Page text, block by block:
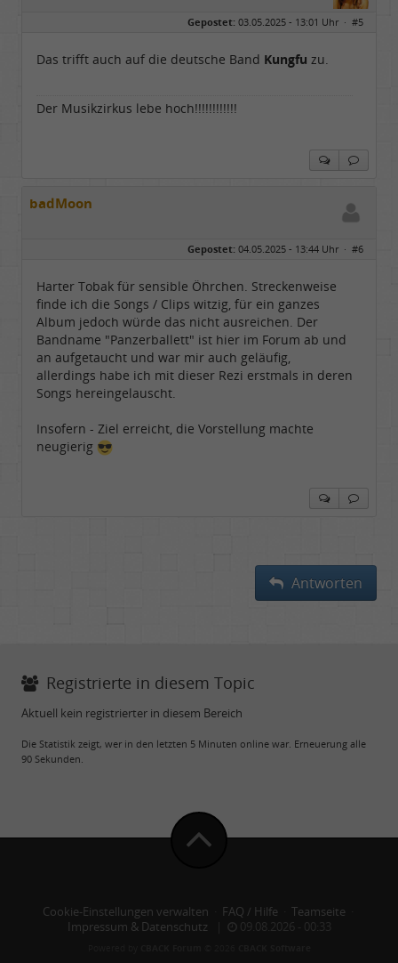
Beiträge:
17571
Gepostet: 03.05.2025 - 13:01 Uhr · #5
Das trifft auch auf die deutsche Band Kungfu zu.
Der Musikzirkus lebe hoch!!!!!!!!!!!!
badMoon
Gepostet: 04.05.2025 - 13:44 Uhr · #6
Harter Tobak für sensible Öhrchen. Streckenweise
finde ich die Songs / Clips witzig, für ein ganzes
Album jedoch würde das nicht ausreichen. Der
Bandname "Panzerballett" ist hier im Forum ab und
an aufgetaucht und war mir auch geläufig,
allerdings habe ich mit dieser Rezi erstmals in deren
Songs hereingelauscht.
Insofern - Ziel erreicht, die Vorstellung machte
neugierig
Antworten
Registrierte in diesem Topic
Aktuell kein registrierter in diesem Bereich
Die Statistik zeigt, wer in den letzten 5 Minuten online war. Erneuerung alle
90 Sekunden.
Cookie-Einstellungen verwalten FAQ / Hilfe Teamseite
Impressum & Datenschutz
09.08.2026 - 00:33